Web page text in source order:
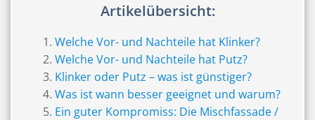
Artikelübersicht:
Welche Vor- und Nachteile hat Klinker?
Welche Vor- und Nachteile hat Putz?
Klinker oder Putz – was ist günstiger?
Was ist wann besser geeignet und warum?
Ein guter Kompromiss: Die Mischfassade /